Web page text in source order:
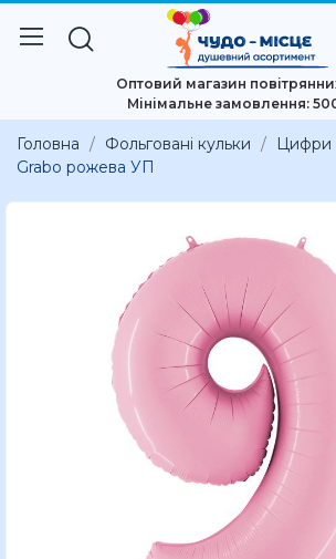
Оптовий магазин
Мінімальне замовлення:
Головна Фольговані кульки Цифри
Grabo рожева УП